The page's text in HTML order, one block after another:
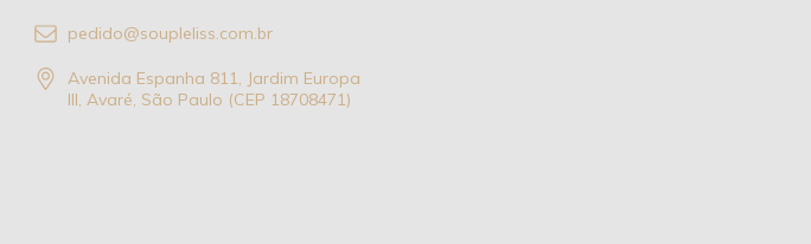
pedido@soupleliss.com.br
Avenida Espanha 811, Jardim Europa
III, Avaré, São Paulo (CEP 18708471)